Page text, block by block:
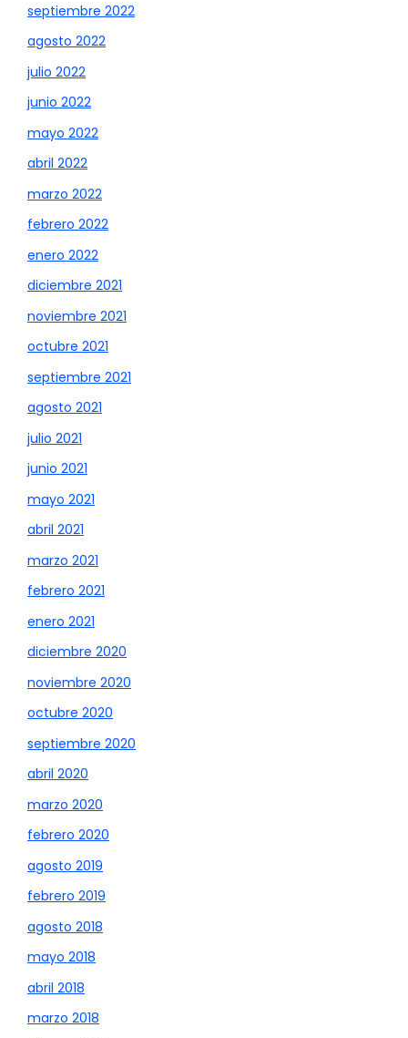
septiembre 2022
agosto 2022
julio 2022
junio 2022
mayo 2022
abril 2022
marzo 2022
febrero 2022
enero 2022
diciembre 2021
noviembre 2021
octubre 2021
septiembre 2021
agosto 2021
julio 2021
junio 2021
mayo 2021
abril 2021
marzo 2021
febrero 2021
enero 2021
diciembre 2020
noviembre 2020
octubre 2020
septiembre 2020
abril 2020
marzo 2020
febrero 2020
agosto 2019
febrero 2019
agosto 2018
mayo 2018
abril 2018
marzo 2018